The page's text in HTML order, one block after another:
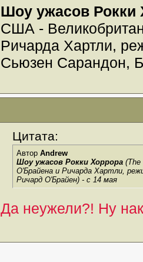
Шоу ужасов Рокки
США -
Ричарда Хартли,
Сьюзен Сарандон,
Цитата:
Автор Andrew
Шоу ужасов Рокки Хоррора
О'Брайена и Ричарда Хартли,
Ричард О'Брайен) - с 14 мая
Да неужели?! Ну